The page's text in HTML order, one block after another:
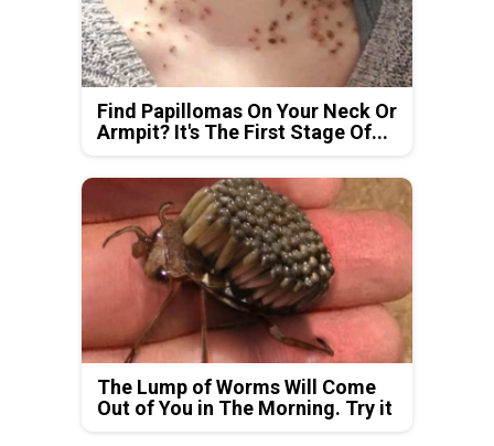
Find Papillomas On Your Neck Or
Armpit? It's The First Stage Of...
The Lump of Worms Will Come
Out of You in The Morning. Try it